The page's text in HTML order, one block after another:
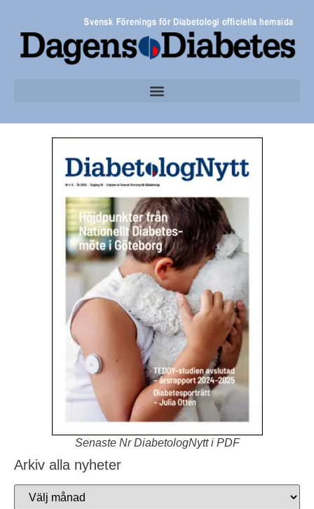
Senaste Nr DiabetologNytt i PDF
Arkiv alla nyheter